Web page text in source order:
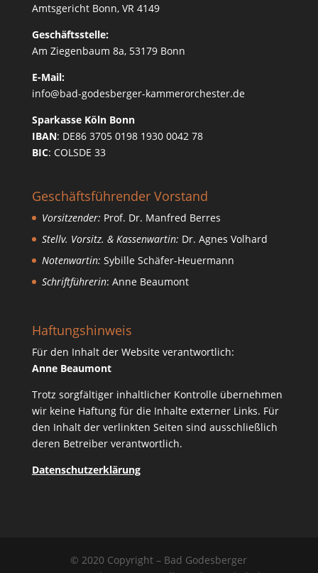
Amtsgericht Bonn, VR 4149
Geschäftsstelle:
Am Ziegenbaum 8a, 53179 Bonn
E-Mail:
info@bad-godesberger-kammerorchester.de
Sparkasse Köln Bonn
IBAN: DE86 3705 0198 1930 0042 78
BIC: COLSDE 33
Geschäftsführender Vorstand
Vorsitzender: Prof. Dr. Manfred Berres
Stellv. Vorsitz. & Kassenwartin: Dr. Agnes Volhard
Notenwartin: Sybille Schäfer-Heuermann
Schriftführerin: Anne Beaumont
Haftungshinweis
Für den Inhalt der Website verantwortlich:
Anne Beaumont
Trotz sorgfältiger inhaltlicher Kontrolle übernehmen
wir keine Haftung für die Inhalte externer Links. Für
den Inhalt der verlinkten Seiten sind ausschließlich
deren Betreiber verantwortlich.
Datenschutzerklärung
© 2020 Copyright – Bad Godesberger